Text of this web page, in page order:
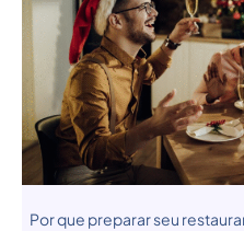
Por que preparar seu